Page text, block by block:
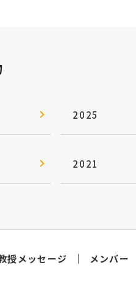
2025
2021
授メッセージ メンバー